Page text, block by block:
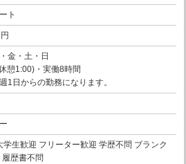
ト
金・土・日
憩1:00)・実働8時間
1日からの勤務になります。
学生歓迎 フリーター歓迎 学歴不問 ブランク
歴書不問